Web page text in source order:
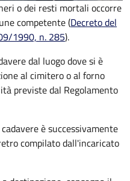
o dei resti mortali occorre
competente (Decreto del
1990, n. 285).
dal luogo dove si è
al cimitero o al forno
previste dal Regolamento
è successivamente
compilato dall'incaricato